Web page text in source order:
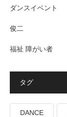
ダンスイベント
俊二
福祉 障がい者
タグ
DANCE